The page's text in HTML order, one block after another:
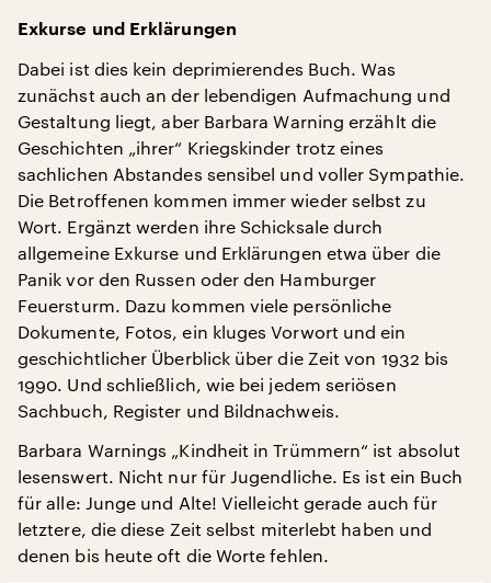
Exkurse und Erklärungen
Dabei ist dies kein deprimierendes Buch. Was
zunächst auch an der lebendigen Aufmachung und
Gestaltung liegt, aber Barbara Warning erzählt die
Geschichten „ihrer“ Kriegskinder trotz eines
sachlichen Abstandes sensibel und voller Sympathie.
Die Betroffenen kommen immer wieder selbst zu
Wort. Ergänzt werden ihre Schicksale durch
allgemeine Exkurse und Erklärungen etwa über die
Panik vor den Russen oder den Hamburger
Feuersturm. Dazu kommen viele persönliche
Dokumente, Fotos, ein kluges Vorwort und ein
geschichtlicher Überblick über die Zeit von 1932 bis
1990. Und schließlich, wie bei jedem seriösen
Sachbuch, Register und Bildnachweis.
Barbara Warnings „Kindheit in Trümmern“ ist absolut
lesenswert. Nicht nur für Jugendliche. Es ist ein Buch
für alle: Junge und Alte! Vielleicht gerade auch für
letztere, die diese Zeit selbst miterlebt haben und
denen bis heute oft die Worte fehlen.